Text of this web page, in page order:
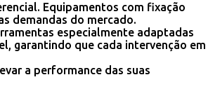
Equipamentos com fixação
demandas do mercado.
especialmente adaptadas
garantindo que cada intervenção em
a performance das suas